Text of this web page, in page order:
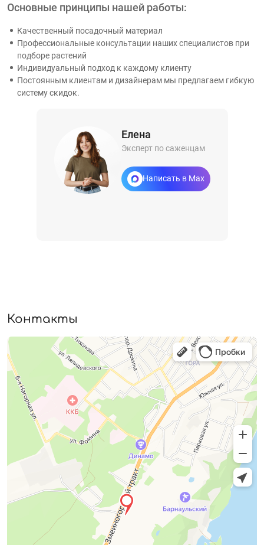
Основные принципы нашей работы:
Качественный посадочный материал
Профессиональные консультации наших специалистов при
подборе растений
Индивидуальный подход к каждому клиенту
Постоянным клиентам и дизайнерам мы предлагаем гибкую
систему скидок.
Елена
Эксперт по саженцам
Написать в Max
Контакты